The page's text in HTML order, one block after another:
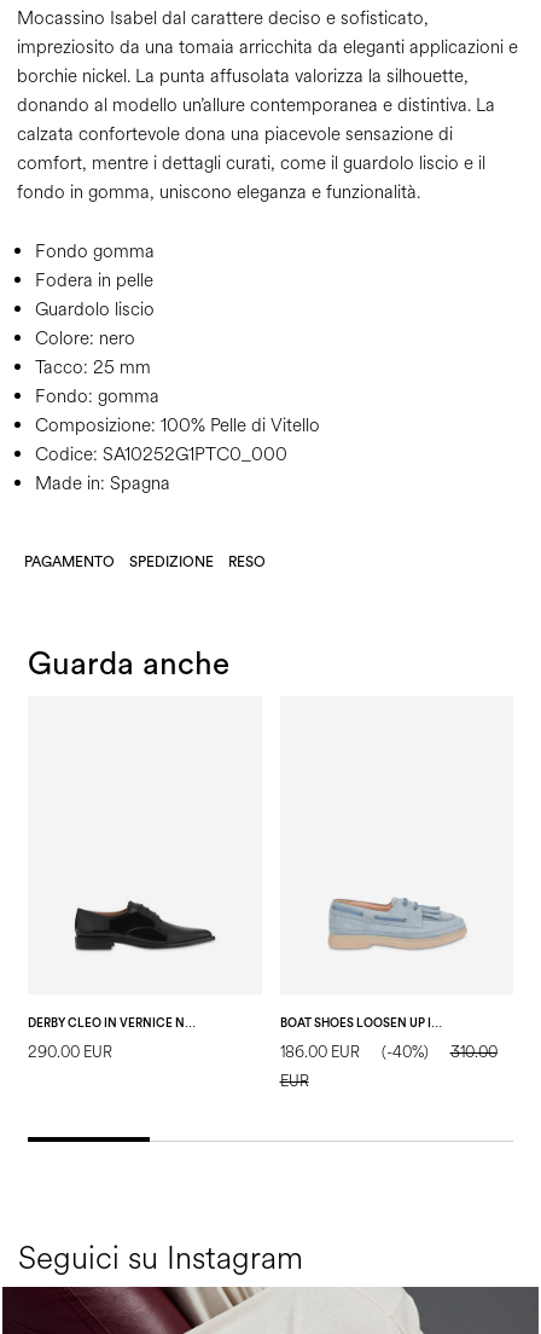
Mocassino Isabel dal carattere deciso e sofisticato,
impreziosito da una tomaia arricchita da eleganti applicazioni e
borchie nickel. La punta affusolata valorizza la silhouette,
donando al modello un’allure contemporanea e distintiva. La
calzata confortevole dona una piacevole sensazione di
comfort, mentre i dettagli curati, come il guardolo liscio e il
fondo in gomma, uniscono eleganza e funzionalità.
Fondo gomma
Fodera in pelle
Guardolo liscio
Colore: nero
Tacco: 25 mm
Fondo: gomma
Composizione: 100% Pelle di Vitello
Codice: SA10252G1PTC0_000
Made in: Spagna
PAGAMENTO SPEDIZIONE RESO
Guarda anche
DERBY CLEO IN VERNICE NERO
290.00 EUR
BOAT SHOES LOOSEN UP IN CROSTA ACQUA
186.00 EUR (-40%)
310.00
EUR
Seguici su Instagram